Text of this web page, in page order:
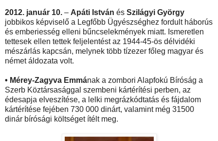
2012. január 10. – Apáti István és Szilágyi György
jobbikos képviselő a Legfőbb Ügyészséghez fordult háborús
és emberiesség elleni bűncselekmények miatt. Ismeretlen
tettesek ellen tettek feljelentést az 1944-45-ös délvidéki
mészárlás kapcsán, melynek több tízezer főleg magyar és
német áldozata volt.
• Mérey-Zagyva Emmának a zombori Alapfokú Bíróság a
Szerb Köztársasággal szembeni kártérítési perben, az
édesapja elveszítése, a lelki megrázkódtatás és fájdalom
kártérítése fejében 730 000 dinárt, valamint még 31500
dinár bírósági költséget ítélt meg.